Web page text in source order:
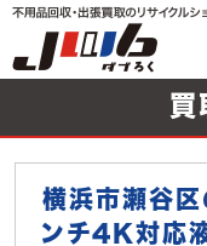
横浜市瀬谷
ンチ4K対応